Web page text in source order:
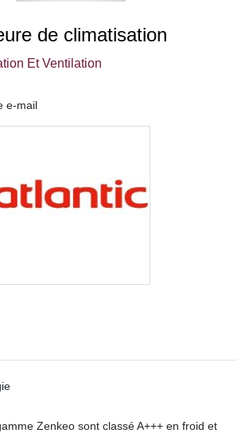
de climatisation
Et Ventilation
e-mail
Zenkeo sont classé A+++ en froid et